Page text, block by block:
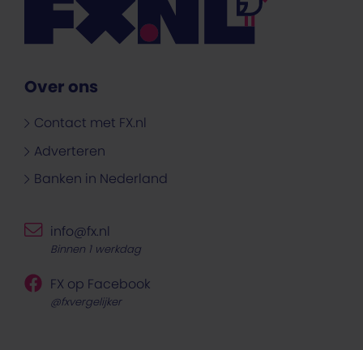
Over ons
Contact met FX.nl
Adverteren
Banken in Nederland
info@fx.nl
Binnen 1 werkdag
FX op Facebook
@fxvergelijker